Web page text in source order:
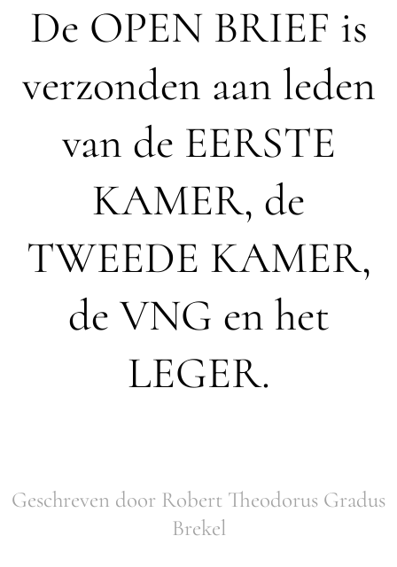
De OPEN BRIEF is
verzonden aan leden
van de EERSTE
KAMER, de
TWEEDE KAMER,
de VNG en het
LEGER.
Geschreven door Robert Theodorus Gradus
Brekel